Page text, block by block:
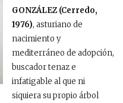
GONZÁLEZ (Cerredo,
1976), asturiano de
nacimiento y
mediterráneo de adopción,
buscador tenaz e
infatigable al que ni
siquiera su propio árbol